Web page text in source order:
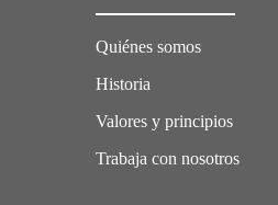
Quiénes somos
Historia
Valores y principios
Trabaja con nosotros